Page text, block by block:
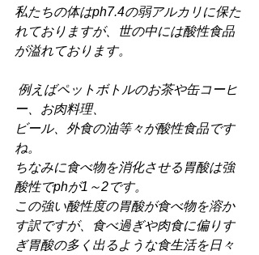
私たちの体はph7.4の弱アルカリに保た
れておりますが、世の中には酸性食品
が溢れております。
例えばペットボトルのお茶や缶コーヒ
ー、お肉料理、
ビール、外食の油等々が酸性食品です
ね。
ちなみに食べ物を消化させる胃酸は強
酸性でphが1～2です。
この強い酸性度の胃酸が食べ物を溶か
す訳ですが、食べ過ぎや肉食に偏りす
ぎ胃酸の多く出るような食生活を日々